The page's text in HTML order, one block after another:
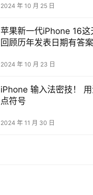
2024 年 10 月 25 日
苹果新一代iPhone 16这
回顾历年发表日期有答案
2024 年 10 月 23 日
iPhone 输入法密技！
点符号
2024 年 11 月 30 日